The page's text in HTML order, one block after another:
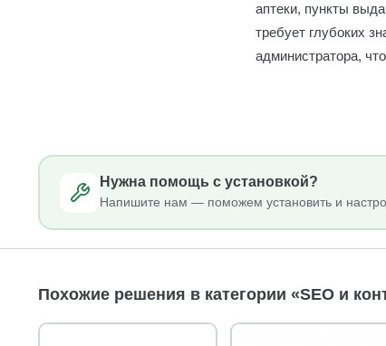
аптеки, пункты
требует глубоких
администратора,
Нужна помощь с установкой?
Напишите нам — поможем установить и
Похожие решения в категории «SEO и